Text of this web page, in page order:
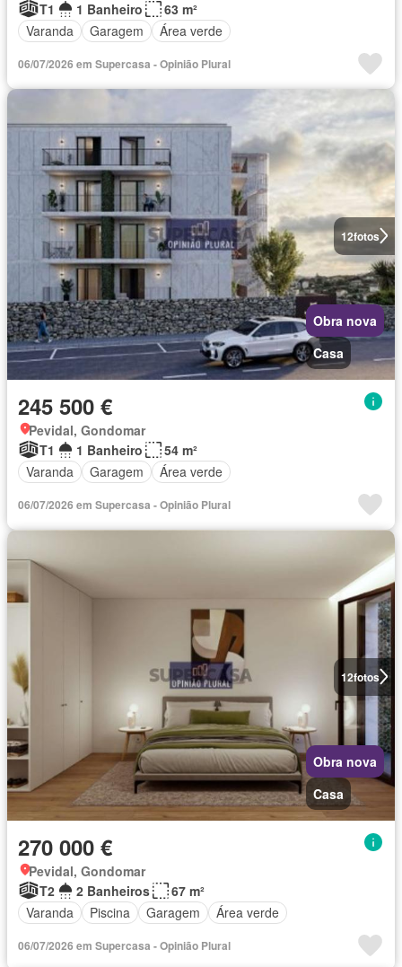
T1 1 Banheiro
63 m²
Varanda
Garagem Área verde
06/07/2026 em Supercasa - Opinião Plural
12fotos
Obra nova
Casa
245 500 €
Pevidal, Gondomar
T1
1 Banheiro
54 m²
Varanda
Garagem Área verde
06/07/2026 em Supercasa - Opinião Plural
12fotos
Obra nova
Casa
270 000 €
Pevidal, Gondomar
T2
2 Banheiros
67 m²
Varanda
Piscina Garagem Área verde
06/07/2026 em Supercasa - Opinião Plural